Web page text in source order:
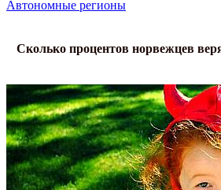
Автономные регионы
Сколько процентов норвежцев